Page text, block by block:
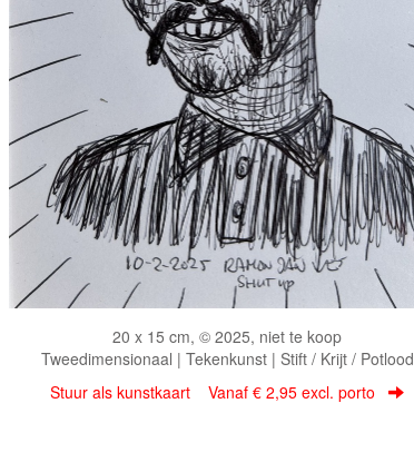
20 x 15 cm, © 2025, niet te koop
Tweedimensionaal | Tekenkunst | Stift / Krijt / Potlood
Stuur als kunstkaart Vanaf € 2,95 excl. porto